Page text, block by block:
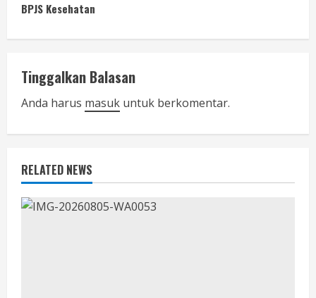
i
n
u
e
a
BPJS Kesehatan
Tinggalkan Balasan
Anda harus masuk untuk berkomentar.
RELATED NEWS